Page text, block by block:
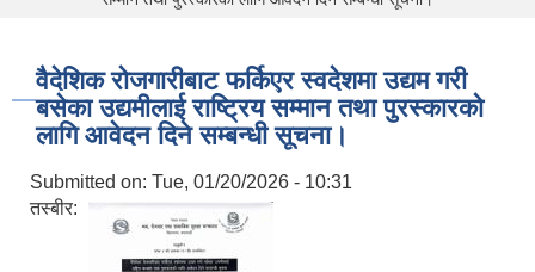
वैदेशिक रोजगारीबाट फर्किएर स्वदेशमा उद्यम गरी
बसेका उद्यमीलाई राष्‍ट्रिय सम्मान तथा पुरस्कारको
लागि आवेदन दिने सम्बन्धी सूचना।
Submitted on: Tue, 01/20/2026 - 10:31
तस्बीर: